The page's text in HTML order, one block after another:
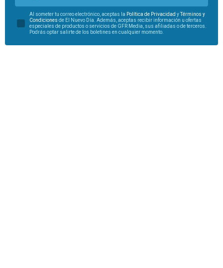
Al someter tu correo electrónico, aceptas la Política de Privacidad yTérminos y
Condiciones de El Nuevo Día. Además, aceptas recibir información u ofertas
especiales de productos o servicios de GFR Media, sus afiliadas o de terceros.
Podrás optar salirte de los boletines en cualquier momento.